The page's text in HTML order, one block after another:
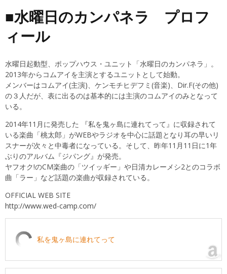
■水曜日のカンパネラ プロフ
ィール
水曜日起動型、ポップハウス・ユニット「水曜日のカンパネラ」。
2013年からコムアイを主演とするユニットとして始動。
メンバーはコムアイ(主演)、ケンモチヒデフミ(音楽)、Dir.F(その他)
の３人だが、表に出るのは基本的には主演のコムアイのみとなって
いる。
2014年11月に発売した 『私を鬼ヶ島に連れてって』に収録されて
いる楽曲「桃太郎」がWEBやラジオを中心に話題となり耳の早いリ
スナーが次々と中毒者になっている。そして、昨年11月11日に1年
ぶりのアルバム『ジパング』が発売。
ヤフオク!のCM楽曲の「ツイッギー」や日清カレーメシ2とのコラボ
曲「ラー」など話題の楽曲が収録されている。
OFFICIAL WEB SITE
http://www.wed-camp.com/
私を鬼ヶ島に連れてって